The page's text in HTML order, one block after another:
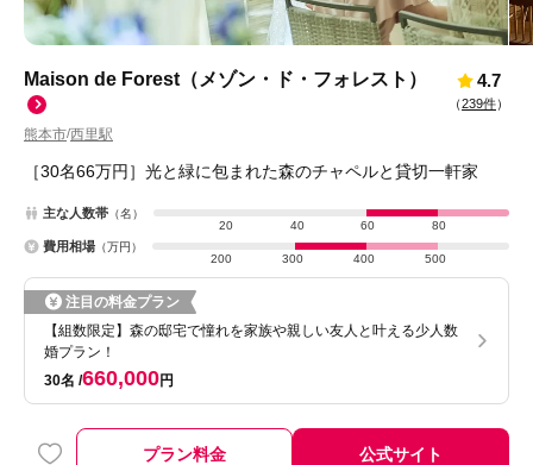
Maison de Forest（メゾン・ド・フォレスト）
熊本市/西里駅
4.7
（239件）
［30名66万円］光と緑に包まれた森のチャペルと貸切一軒家
主な人数帯 （名）
20
40 60 80
費用相場 （万円）
200
300 400 500
注目の料金プラン
【組数限定】森の邸宅で憧れを家族や親しい友人と叶える少人数
婚プラン！
30名 660,000円
プラン料金 公式サイト